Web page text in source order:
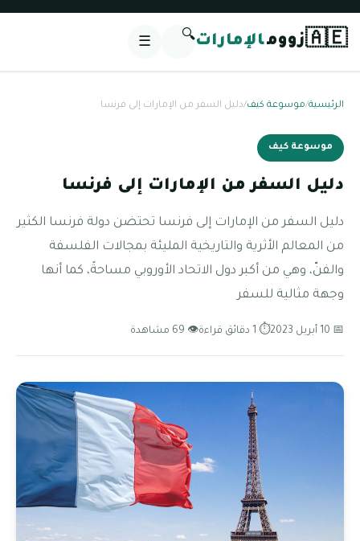
🇦🇪زوومالإمارات🔍
☰
الرئيسية/موسوعة كيف/دليل السفر من الإمارات إلى فرنسا
موسوعة كيف
دليل السفر من الإمارات إلى فرنسا
دليل السفر من الإمارات إلى فرنسا تحتضن دولة فرنسا الكثير
من المعالم الأثرية والتاريخية المليئة بمجالات الفلسفة
والفنّ، وهي من أكبر دول الاتحاد الأوروبي مساحةً، كما أنها
وجهة مثالية للسفر
📅 10 أبريل 2023 ⏱ 1 دقائق قراءة 👁 69 مشاهدة